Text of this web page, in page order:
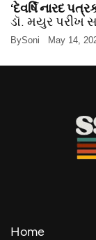
‘દેવર્ષિ નારદ
ડૉ. મયુર પરીખ
BySoni May 14,
Home